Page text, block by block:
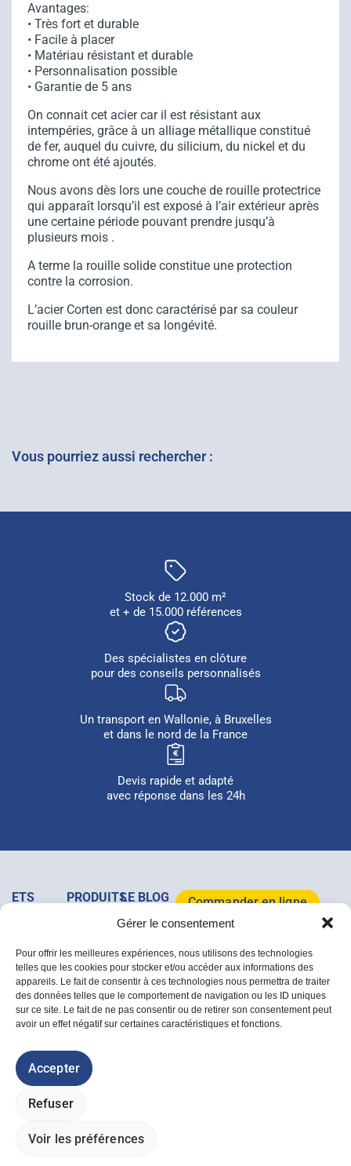
Gérer le consentement
Pour offrir les meilleures expériences, nous utilisons des technologies
telles que les cookies pour stocker et/ou accéder aux informations des
appareils. Le fait de consentir à ces technologies nous permettra de traiter
des données telles que le comportement de navigation ou les ID uniques
sur ce site. Le fait de ne pas consentir ou de retirer son consentement peut
avoir un effet négatif sur certaines caractéristiques et fonctions.
Accepter
Refuser
Voir les préférences
Avantages:
• Très fort et durable
• Facile à placer
• Matériau résistant et durable
• Personnalisation possible
• Garantie de 5 ans
On connait cet acier car il est résistant aux
intempéries, grâce à un alliage métallique constitué
de fer, auquel du cuivre, du silicium, du nickel et du
chrome ont été ajoutés.
Nous avons dès lors une couche de rouille protectrice
qui apparaît lorsqu’il est exposé à l’air extérieur après
une certaine période pouvant prendre jusqu’à
plusieurs mois .
A terme la rouille solide constitue une protection
contre la corrosion.
L’acier Corten est donc caractérisé par sa couleur
rouille brun-orange et sa longévité.
Vous pourriez aussi rechercher :
Stock de 12.000 m²
et + de 15.000 références
Des spécialistes en clôture
pour des conseils personnalisés
Un transport en Wallonie, à Bruxelles
et dans le nord de la France
Devis rapide et adapté
avec réponse dans les 24h
ETS
07 67
Rue de la
Dîme, 1A
/ B-7133,
Buvrinnes
info@majois.com
PRODUITS
SERVICES
Acier
Bois
de
jardin
Accessoires
Déstockage
LE BLOG
Tous les
Commander en ligne
Télécharger le
Politique des cookies
Politique de confidentialité
Livraisons et retours
i-logicsetPlik Plok Factory